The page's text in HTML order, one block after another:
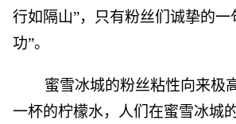
行如隔山”，只有粉丝们诚挚的一
功”。
蜜雪冰城的粉丝粘性向来极
一杯的柠檬水，人们在蜜雪冰城